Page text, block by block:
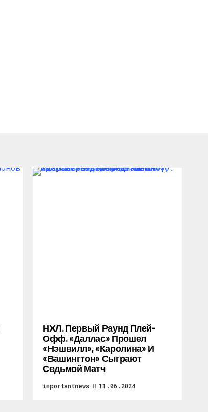
НХЛ. Первый Раунд Плей-
Офф. «Даллас» Прошел
«Нэшвилл», «Каролина» И
«Вашингтон» Сыграют
Седьмой Матч
importantnews 11.06.2024